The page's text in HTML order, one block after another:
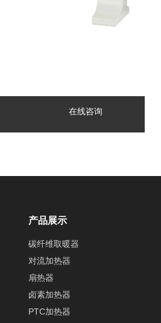
在线咨询
产品展示
碳纤维取暖器
对流加热器
扇热器
卤素加热器
PTC加热器